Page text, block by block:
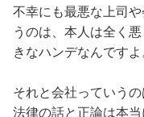
不幸にも最悪な上司
うのは、本人は全く
きなハンデなんですよ
それと会社っていう
法律の話と正論は本当